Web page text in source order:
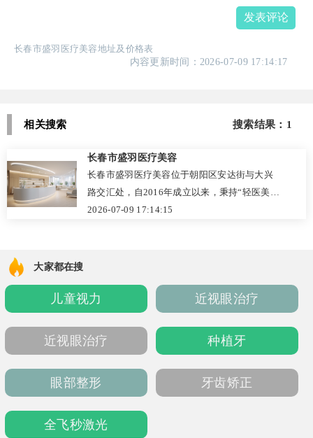
发表评论
长春市盛羽医疗美容地址及价格表
内容更新时间：2026-07-09 17:14:17
相关搜索 搜索结果：1
长春市盛羽医疗美容
长春市盛羽医疗美容位于朝阳区安达街与大兴
路交汇处，自2016年成立以来，秉持“轻医美，
简单美”理念，将轻奢美学融入环境与服务。机
审美多元。从咨询到术后关怀，流程简洁高
效，不推销不焦虑，口碑扎实。环境轻奢雅
致，适合初次尝试医美者，让变美成为轻松愉
悦的体验。
2026-07-09 17:14:15
大家都在搜
儿童视力 近视眼治疗
近视眼治疗 种植牙
眼部整形 牙齿矫正
全飞秒激光